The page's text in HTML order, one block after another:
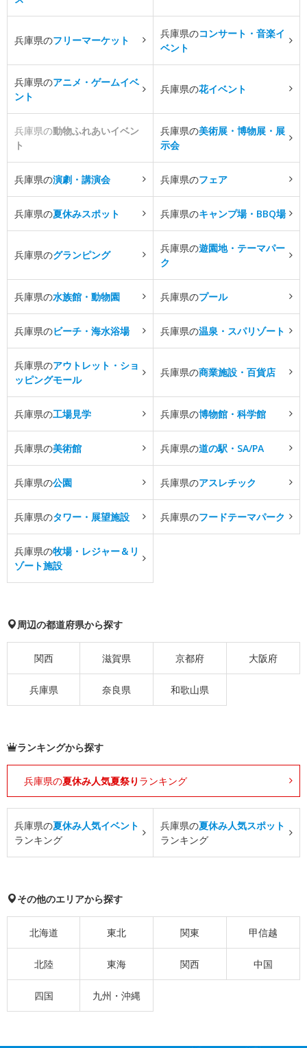
兵庫県のフリーマーケット
兵庫県のコンサート・音楽イ
ベント
兵庫県のアニメ・ゲームイベ
ント
兵庫県の花イベント
兵庫県の動物ふれあいイベン
ト
兵庫県の美術展・博物展・展
示会
兵庫県の演劇・講演会 兵庫県のフェア
兵庫県の夏休みスポット 兵庫県のキャンプ場・BBQ場
兵庫県のグランピング
兵庫県の遊園地・テーマパー
ク
兵庫県の水族館・動物園 兵庫県のプール
兵庫県のビーチ・海水浴場 兵庫県の温泉・スパリゾート
兵庫県のアウトレット・ショ
ッピングモール
兵庫県の商業施設・百貨店
兵庫県の工場見学 兵庫県の博物館・科学館
兵庫県の美術館 兵庫県の道の駅・SA/PA
兵庫県の公園 兵庫県のアスレチック
兵庫県のタワー・展望施設 兵庫県のフードテーマパーク
兵庫県の牧場・レジャー＆リ
ゾート施設
周辺の都道府県から探す
関西 滋賀県 京都府 大阪府
兵庫県 奈良県 和歌山県
ランキングから探す
兵庫県の夏休み人気夏祭り ランキング
兵庫県の夏休み人気イベント
ランキング
兵庫県の夏休み人気スポット
ランキング
その他のエリアから探す
北海道 東北 関東 甲信越
北陸 東海 関西 中国
四国 九州・沖縄